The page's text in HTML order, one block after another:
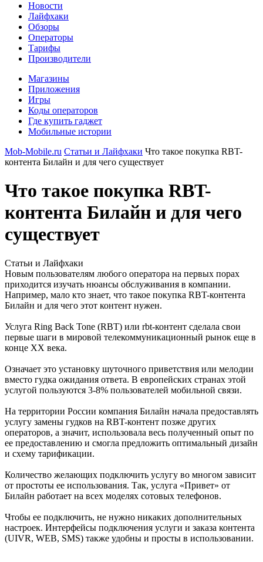
Новости
Лайфхаки
Обзоры
Операторы
Тарифы
Производители
Магазины
Приложения
Игры
Коды операторов
Где купить гаджет
Мобильные истории
Mob-Mobile.ru Статьи и Лайфхаки Что такое покупка RBT-
контента Билайн и для чего существует
Что такое покупка RBT-
контента Билайн и для чего
существует
Статьи и Лайфхаки
Новым пользователям любого оператора на первых порах
приходится изучать нюансы обслуживания в компании.
Например, мало кто знает, что такое покупка RBT-контента
Билайн и для чего этот контент нужен.
Услуга Ring Back Tone (RBT) или rbt-контент сделала свои
первые шаги в мировой телекоммуникационный рынок еще в
конце XX века.
Означает это установку шуточного приветствия или мелодии
вместо гудка ожидания ответа. В европейских странах этой
услугой пользуются 3-8% пользователей мобильной связи.
На территории России компания Билайн начала предоставлять
услугу замены гудков на RBT-контент позже других
операторов, а значит, использовала весь полученный опыт по
ее предоставлению и смогла предложить оптимальный дизайн
и схему тарификации.
Количество желающих подключить услугу во многом зависит
от простоты ее использования. Так, услуга «Привет» от
Билайн работает на всех моделях сотовых телефонов.
Чтобы ее подключить, не нужно никаких дополнительных
настроек. Интерфейсы подключения услуги и заказа контента
(UIVR, WEB, SMS) также удобны и просты в использовании.